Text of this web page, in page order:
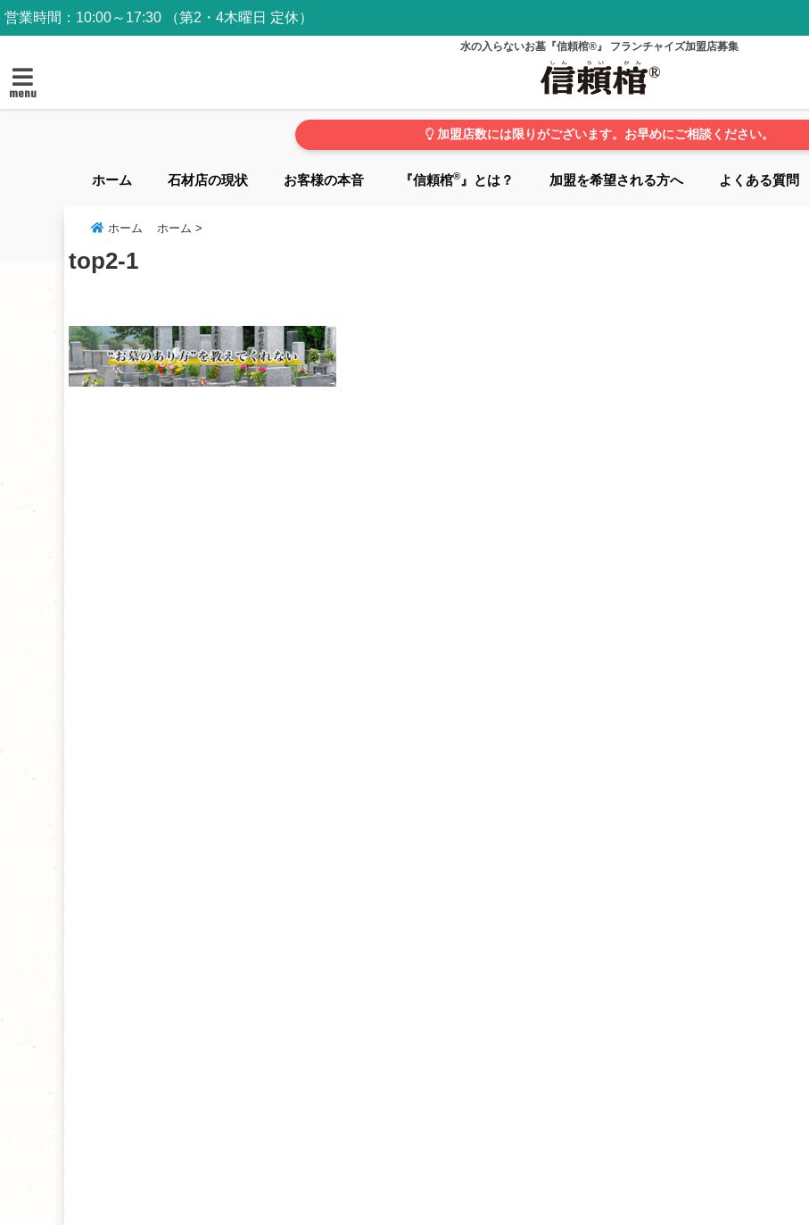
営業時間：10:00～17:30 （第2・4木曜日 定休）
水の入らないお墓『信頼棺®』 フランチャイズ加盟店募集
menu
加盟店数には限りがございます。お早めにご相談ください。
ホーム 石材店の現状 お客様の本音 『信頼棺® 』とは？ 加盟を希望される方へ よくある質問
ホーム ホーム >
top2-1